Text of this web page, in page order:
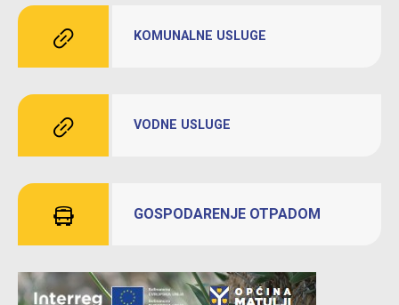
KOMUNALNE USLUGE
VODNE USLUGE
GOSPODARENJE OTPADOM